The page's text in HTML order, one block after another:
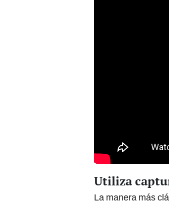
Utiliza
La manera más